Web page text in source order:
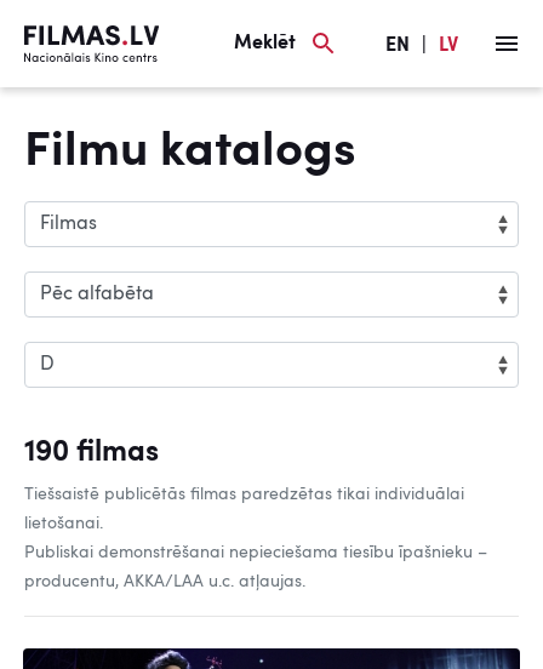
Meklēt EN LV
Filmu katalogs
190 filmas
Tiešsaistē publicētās filmas paredzētas tikai individuālai
lietošanai.
Publiskai demonstrēšanai nepieciešama tiesību īpašnieku –
producentu, AKKA/LAA u.c. atļaujas.